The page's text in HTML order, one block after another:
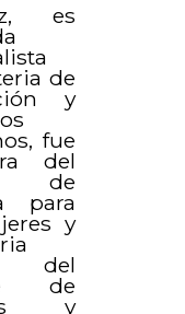
es
de
y
fue
del
de
para
y
del
de
y